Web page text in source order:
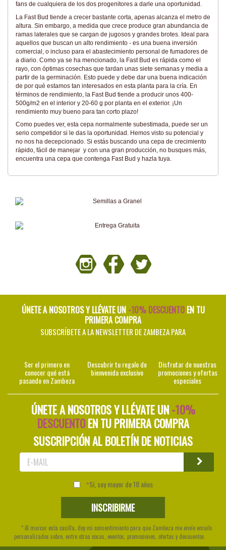
fans de cualquiera de los dos progenitores a darle una oportunidad.
La Fast Bud tiende a crecer bastante corta, apenas alcanza el metro de
altura. Sin embargo, a medida que crece produce gran abundancia de
ramas laterales que se cargan de jugosos y grandes brotes. Ideal para
aquellos que buscan un alto rendimiento - es una buena inversión
comercial, o incluso para el abastecimiento personal de fumadores de
a diario. Como ya se ha mencionado, la Fast Bud es rápida como el
rayo, con óptimas cosechas que tardan unas siete semanas y media a
partir de la germinación. Esto puede y debe dar una buena indicación
de por qué estamos tan interesados en esta planta para la cría. En
términos de rendimiento, la Fast Bud tiende a producir unos 400-
500g/m2 en el interior y 20-60 g por planta en el exterior. ¡Un
rendimiento muy bueno para tan corto plazo!
Como puedes ver, esta cepa normalmente subestimada, puede ser un
serio competidor si le das la oportunidad. Hemos visto su potencial y
no nos ha decepcionado. Si estás buscando una cepa de crecimiento
rápido, fácil de manejar y con una gran producción, no busques más,
encuentra una cepa que contenga Fast Bud y hazla tuya.
ÚNETE A NOSOTROS Y LLÉVATE UN -10% DESCUENTOEN TU
PRIMERA COMPRA
SUBSCRÍBETE A LA NEWSLETTER DE ZAMBEZA PARA
Ser el primero en
conocer qué está
pasando en Zambeza
Descubrir tu regalo de
bienvenida exclusivo
Disfrutar de nuestras
promociones y ofertas
especiales
ÚNETE A NOSOTROS Y LLÉVATE UN-10%
DESCUENTOEN TU PRIMERA COMPRA
SUSCRIPCIÓN AL BOLETÍN DE NOTICIAS
Sí, soy mayor de 18 años
* Al marcar esta casilla, doy mi consentimiento para que Zambeza me envíe emails
personalizados sobre, entre otras cosas, eventos, promociones, ofertas y descuentos